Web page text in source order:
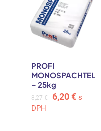
PROFI
MONOSPACHTEL
– 25kg
8,27€
Original
6,20€Current
s
DPH